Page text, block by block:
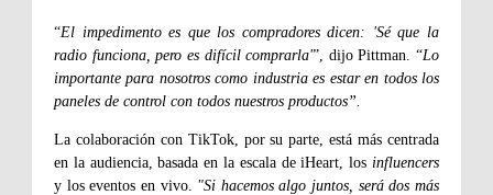
“El impedimento es que los compradores dicen: 'Sé que la
radio funciona, pero es difícil comprarla'”, dijo Pittman. “Lo
importante para nosotros como industria es estar en todos los
paneles de control con todos nuestros productos”.
La colaboración con TikTok, por su parte, está más centrada
en la audiencia, basada en la escala de iHeart, los influencers
y los eventos en vivo. "Si hacemos algo juntos, será dos más